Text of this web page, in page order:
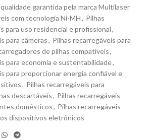
garantida pela marca Multilaser
com tecnologia Ni-MH, Pilhas
para uso residencial e profissional,
para câmeras, Pilhas recarregáveis para
de pilhas compatíveis,
para economia e sustentabilidade,
para proporcionar energia confiável e
, Pilhas recarregáveis para
descartáveis, Pilhas recarregáveis
domésticos, Pilhas recarregáveis
dispositivos eletrônicos